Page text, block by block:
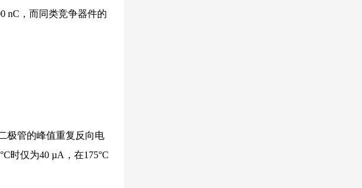
nC，而同类竞争器件的
极管的峰值重复反向电
时仅为40 µA，在175°C